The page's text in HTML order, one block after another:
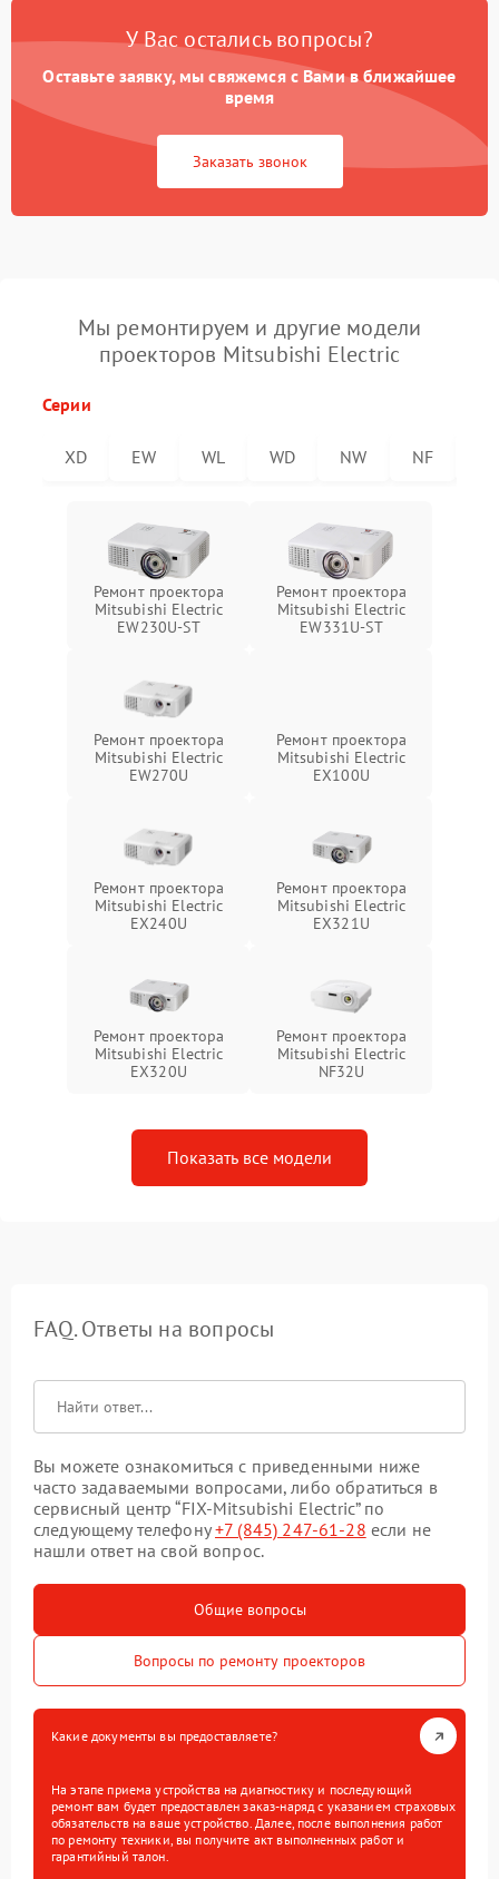
У Вас остались вопросы?
Оставьте заявку, мы свяжемся с Вами в ближайшее
время
Заказать звонок
Мы ремонтируем и другие модели
проекторов Mitsubishi Electric
Серии
XD EW WL WD NW NF
Ремонт проектора
Mitsubishi Electric
EW230U-ST
Ремонт проектора
Mitsubishi Electric
EW331U-ST
Ремонт проектора
Mitsubishi Electric
EW270U
Ремонт проектора
Mitsubishi Electric
EX100U
Ремонт проектора
Mitsubishi Electric
EX240U
Ремонт проектора
Mitsubishi Electric
EX321U
Ремонт проектора
Mitsubishi Electric
EX320U
Ремонт проектора
Mitsubishi Electric
NF32U
Показать все модели
FAQ. Ответы на вопросы
Вы можете ознакомиться с приведенными ниже
часто задаваемыми вопросами, либо обратиться в
сервисный центр “FIX-Mitsubishi Electric” по
следующему телефону+7 (845) 247-61-28 если не
нашли ответ на свой вопрос.
Общие вопросы
Вопросы по ремонту проекторов
Какие документы вы предоставляете?
На этапе приема устройства на диагностику и последующий
ремонт вам будет предоставлен заказ-наряд с указанием страховых
обязательств на ваше устройство. Далее, после выполнения работ
по ремонту техники, вы получите акт выполненных работ и
гарантийный талон.